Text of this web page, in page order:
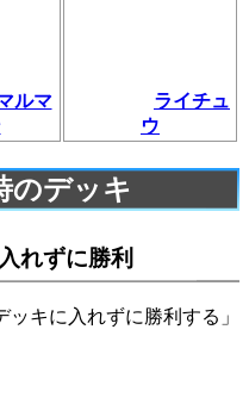
ルマ
ライチュ
ウ
のデッキ
れずに勝利
キに入れずに勝利する」